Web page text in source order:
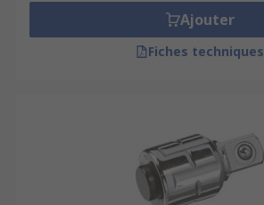
Ajouter
Fiches techniques